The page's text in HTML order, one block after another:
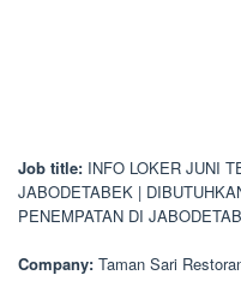
Job title: INFO LOKER JUNI
JABODETABEK |
PENEMPATAN DI
Company: Taman Sari